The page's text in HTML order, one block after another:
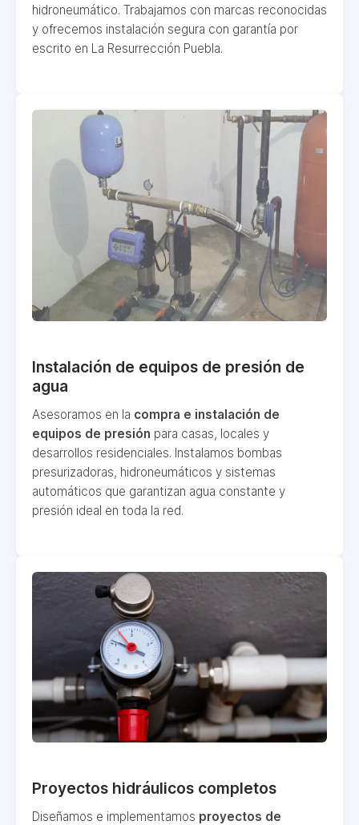
hidroneumático. Trabajamos con marcas reconocidas
y ofrecemos instalación segura con garantía por
escrito en La Resurrección Puebla.
Instalación de equipos de presión de
agua
Asesoramos en la compra e instalación de
equipos de presión para casas, locales y
desarrollos residenciales. Instalamos bombas
presurizadoras, hidroneumáticos y sistemas
automáticos que garantizan agua constante y
presión ideal en toda la red.
Proyectos hidráulicos completos
Diseñamos e implementamos proyectos de